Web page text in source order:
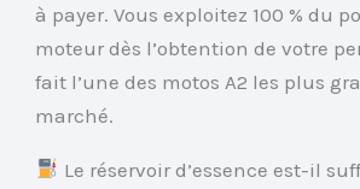
à payer. Vous exploitez 100 % du
moteur dès l’obtention de votre
fait l’une des motos A2 les plus
marché.
Le réservoir d’essence est-il